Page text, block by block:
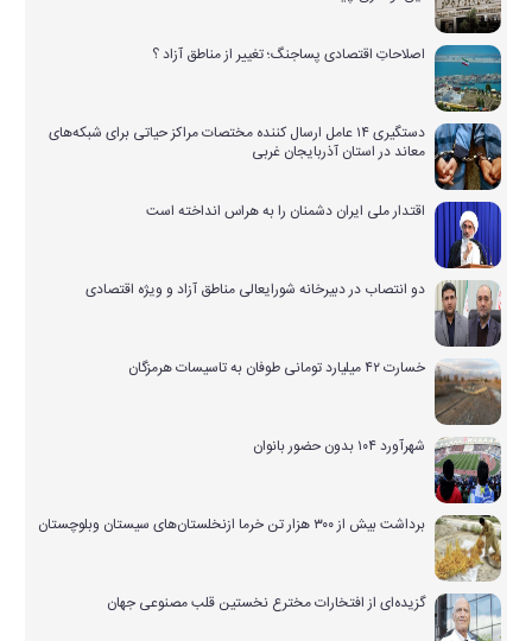
اصلاحاتِ اقتصادی پساجنگ؛ تغییر از مناطق آزاد ؟
دستگیری ۱۴ عامل ارسال کننده مختصات مراکز حیاتی برای شبکه‌های
معاند در استان آذربایجان غربی
اقتدار ملی ایران دشمنان را به هراس انداخته است
دو انتصاب در دبیرخانه شورایعالی مناطق آزاد و ویژه اقتصادی
خسارت ۴۲ میلیارد تومانی طوفان به تاسیسات هرمزگان
شهرآورد ۱۰۴ بدون حضور بانوان
برداشت بیش از ۳۰۰ هزار تن خرما ازنخلستان‌های سیستان وبلوچستان
گزیده‌ای از افتخارات مخترع نخستین قلب مصنوعی جهان